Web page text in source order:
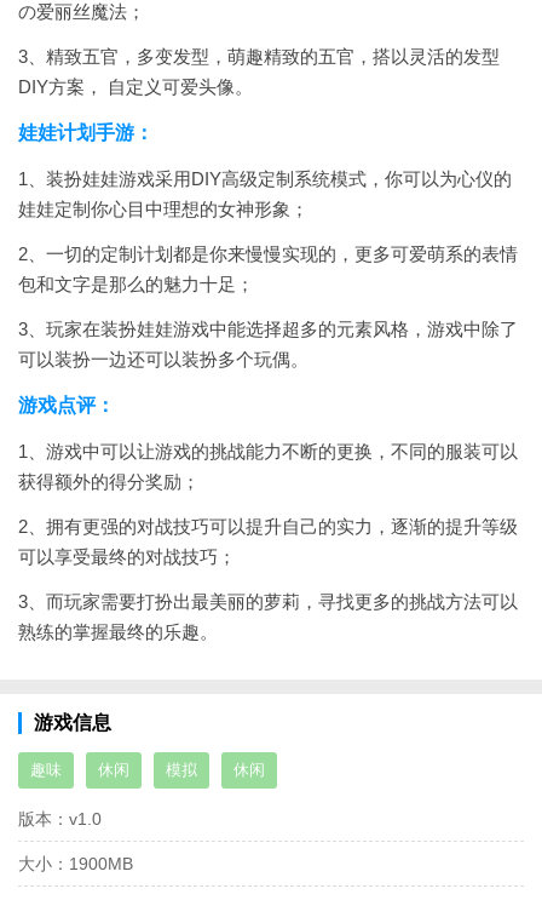
の爱丽丝魔法；
3、精致五官，多变发型，萌趣精致的五官，搭以灵活的发型
DIY方案， 自定义可爱头像。
娃娃计划手游：
1、装扮娃娃游戏采用DIY高级定制系统模式，你可以为心仪的
娃娃定制你心目中理想的女神形象；
2、一切的定制计划都是你来慢慢实现的，更多可爱萌系的表情
包和文字是那么的魅力十足；
3、玩家在装扮娃娃游戏中能选择超多的元素风格，游戏中除了
可以装扮一边还可以装扮多个玩偶。
游戏点评：
1、游戏中可以让游戏的挑战能力不断的更换，不同的服装可以
获得额外的得分奖励；
2、拥有更强的对战技巧可以提升自己的实力，逐渐的提升等级
可以享受最终的对战技巧；
3、而玩家需要打扮出最美丽的萝莉，寻找更多的挑战方法可以
熟练的掌握最终的乐趣。
游戏信息
趣味 休闲 模拟 休闲
版本： v1.0
大小： 1900MB